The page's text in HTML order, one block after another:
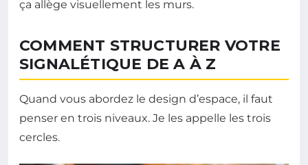
ça allège visuellement les murs.
COMMENT STRUCTURER VOTRE
SIGNALÉTIQUE DE A À Z
Quand vous abordez le design d’espace, il faut
penser en trois niveaux. Je les appelle les trois
cercles.